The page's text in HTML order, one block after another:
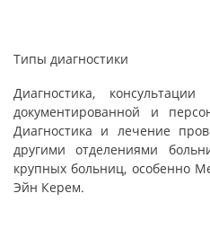
Типы диагностики
Диагностика,
документированной и
Диагностика и лечение
другими отделениями
крупных больниц, особенно
Эйн Керем.